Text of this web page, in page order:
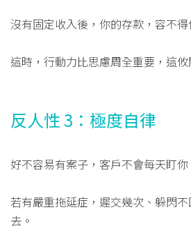
沒有固定收入後，你的存款，容不
這時，行動力比思慮周全重要，這攸
反人性 3：極度自律
好不容易有案子，客戶不會每天盯你
若有嚴重拖延症，遲交幾次、躲閃
去。